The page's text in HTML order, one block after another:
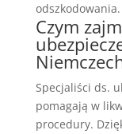
odszkodowania.
Czym
Specjaliści ds.
pomagają w
procedury.